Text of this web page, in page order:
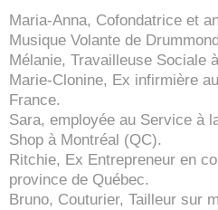
Maria-Anna, Cofondatrice et
Musique Volante de
Mélanie, Travailleuse Sociale
Marie-Clonine, Ex infirmière
France.
Sara, employée au Service à
Shop à Montréal (QC).
Ritchie, Ex Entrepreneur en
province de Québec.
Bruno, Couturier, Tailleur sur